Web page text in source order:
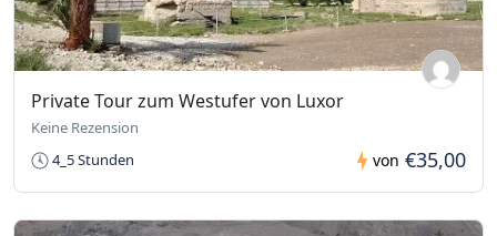
Private Tour zum Westufer von Luxor
Keine Rezension
4_5 Stunden
von €35,00